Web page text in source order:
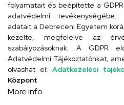
Szervezeti
UD telefonkönyv
folyamatait és beépítette a
adatvédelmi
adatait a Debreceni Egyetem
kezelte, megfelelve az
szabályozásoknak. A GDPR
Adatvédelmi Tájékoztatónkat,
olvashat el: Adatkezelési
Központ
More info